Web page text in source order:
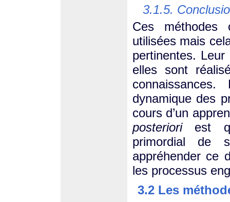
3.1.5.
Ces méthodes
utilisées mais
pertinentes.
elles sont
dynamique des
cours d’un
posterioriest
primordial de
appréhender ce
les processus
3.2 Les